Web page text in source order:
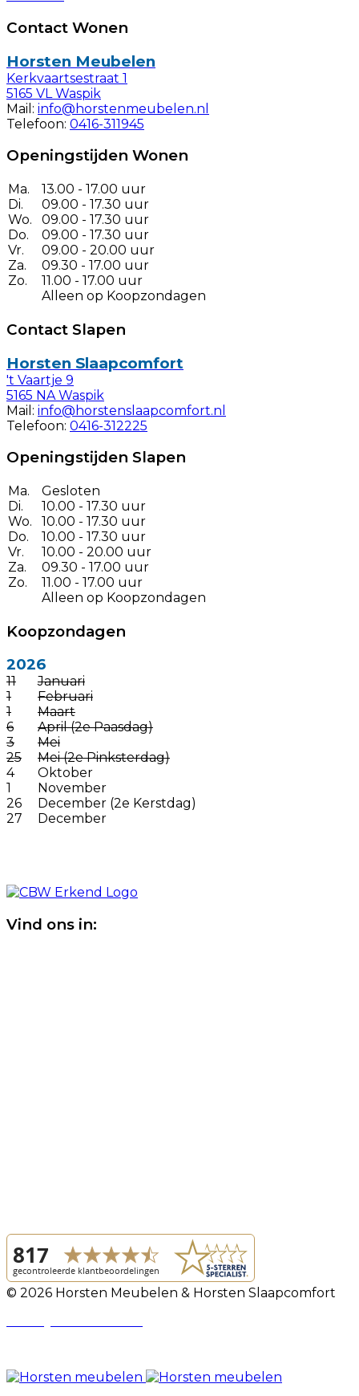
Contact Wonen
Horsten Meubelen
Kerkvaartsestraat 1
5165 VL Waspik
Mail: info@horstenmeubelen.nl
Telefoon: 0416-311945
Openingstijden Wonen
Ma.
Di.
Wo.
Do.
Vr.
Za.
Zo.
13.00 - 17.00 uur
09.00 - 17.30 uur
09.00 - 17.30 uur
09.00 - 17.30 uur
09.00 - 20.00 uur
09.30 - 17.00 uur
11.00 - 17.00 uur
Alleen op Koopzondagen
Contact Slapen
Horsten Slaapcomfort
't Vaartje 9
5165 NA Waspik
Mail: info@horstenslaapcomfort.nl
Telefoon: 0416-312225
Openingstijden Slapen
Ma.
Di.
Wo.
Do.
Vr.
Za.
Zo.
Gesloten
10.00 - 17.30 uur
10.00 - 17.30 uur
10.00 - 17.30 uur
10.00 - 20.00 uur
09.30 - 17.00 uur
11.00 - 17.00 uur
Alleen op Koopzondagen
Koopzondagen
2026
11
Januari
1
Februari
1
Maart
6
April (2e Paasdag)
3
Mei
25
Mei (2e Pinksterdag)
4
Oktober
1
November
26
December (2e Kerstdag)
27
December
Vind ons in:
© 2026 Horsten Meubelen & Horsten Slaapcomfort